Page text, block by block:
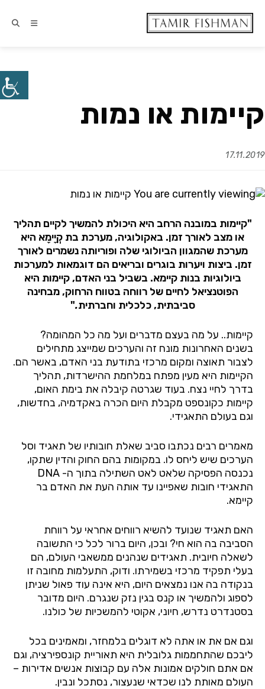
קיימות או נמות
17.11.2019
"קיימות במובנה הרחב היא היכולת להמשיך לקיים תהליך
או מצב לאורך זמן. באקולוגיה, מערכת בת קְיָימָא היא
מערכת שהמגוון הביולוגי שלה ופוריותה נשמרים לאורך
זמן. ביצות ויערות בוגרים ובריאים הם דוגמאות למערכות
ביולוגיות בנות קיימא. בשביל בני האדם, קיימות היא
הפוטנציאל לחיים של רווחה בטווח הרחוק, מבחינה
סביבתית, כלכלית וחברתית.
"
קיימות.. על מה בעצם מדברים ועל מה כל המהומה?
בשנים האחרונות מונח זה והערכים שמייצג מתחילים
לצבור תאוצה ומקום מרכזי בתודעת בני האדם, באשר הם.
הקיימות היא מעין מפתח במלחמת ההישרדות, תהליך
בדרך לחיי נצח. בעוד שגרטה קיבלה את בימת האום,
קיימות כקונספט מקבלת היום הכרה באקדמיה, בחדשות,
וגם בעולם התאגידי.
מאמרים רבים נכתבו סביב שאלת חובותיו של תאגיד וסל
הערכים שיש ליחס לו. במקומות בהם החוק והדין שתקו,
נכנסה הפסיקה שלאט לאט השתילה בתוך ה-
התאגידי חובות שאפיינו עד אותה העת את האדם בר
קיימא.
האם תאגיד שנועד להשיא רווחים אחראי על רווחת
הסביבה בה הוא חי? ובכן, היום ברור לכל כי התשובה
לשאלה חיובית. תאגידים שנהנים ממשאבי העולם, הם
בעלי תפקיד מרכזי בשמירתו. ודוק, התעלמות מחובה זו
בנקודה בה אנו נמצאים היום, היא אינה עוד פאול שניתן
לספוג ולהמשיך או קנס בגין נזק שנגרם. היום מדובר
בסטנדרט נדרש, חיוני, אקוטי להמשכיות של כולנו.
וגם אם את או אתה לא דוגלים בלמחזר, ומאמינים בכל
ליבכם שהתחממות גלובלית היא תאוריית קונספירציה, וגם
אם אתם חולקים אמונות אלה עם קבוצות אנשים אדירות –
העולם מאותת לנו שכדאי שנעצור, נסתכל ונבין.